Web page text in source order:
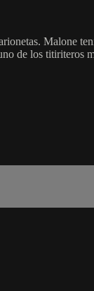
Malone
de los titiriteros